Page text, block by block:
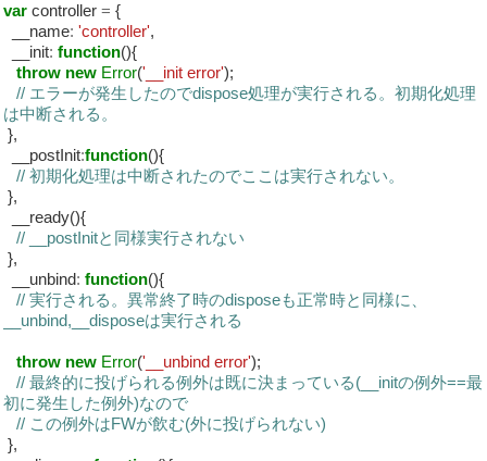
var controller = {
__name: 'controller',
__init: function(){
throw new Error('__init error');
// エラーが発生したのでdispose処理が実行される。初期化処理
は中断される。
},
__postInit:function(){
// 初期化処理は中断されたのでここは実行されない。
},
__ready(){
// __postInitと同様実行されない
},
__unbind: function(){
// 実行される。異常終了時のdisposeも正常時と同様に、
__unbind,__disposeは実行される
throw new Error('__unbind error');
// 最終的に投げられる例外は既に決まっている(__initの例外==最
初に発生した例外)なので
// この例外はFWが飲む(外に投げられない)
},